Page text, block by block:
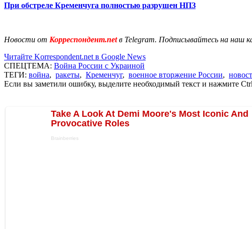
При обстреле Кременчуга полностью разрушен НПЗ
Новости от Корреспондент.netв Telegram. Подписывайтесь на наш
Читайте Korrespondent.net в Google News
СПЕЦТЕМА: Война России с Украиной
ТЕГИ: война, ракеты, Кременчуг, военное вторжение России,
Если вы заметили ошибку, выделите необходимый текст и нажмите